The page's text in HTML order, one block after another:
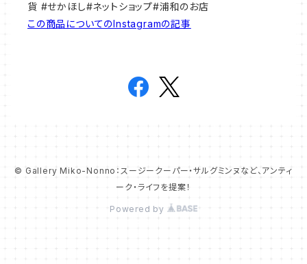
貨 #せかほし#ネットショップ#浦和のお店
この商品についてのInstagramの記事
© Gallery Miko-Nonno：スージークーパー・サルグミンヌなど、アンティ
ーク・ライフを提案！
Powered by